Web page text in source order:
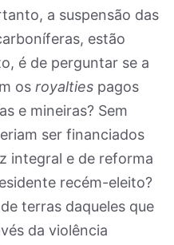
a suspensão das
estão
é de perguntar se a
os royalties pagos
e mineiras? Sem
ser financiados
integral e de reforma
recém-eleito?
terras daqueles que
da violência